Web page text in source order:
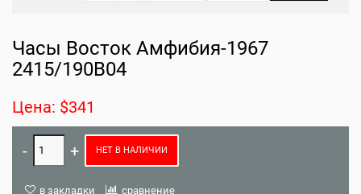
Часы Восток Амфибия-1967
2415/190B04
Цена: $341
НЕТ В НАЛИЧИИ
в закладки сравнение